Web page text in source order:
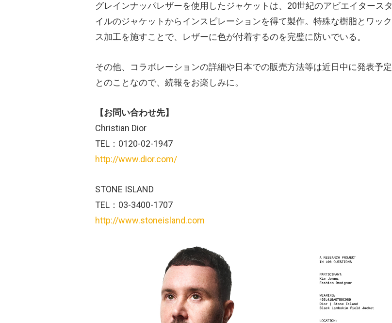
グレインナッパレザーを使用したジャケットは、20世紀のアビエイタースタ
イルのジャケットからインスピレーションを得て製作。特殊な樹脂とワック
ス加工を施すことで、レザーに色が付着するのを完璧に防いでいる。
その他、コラボレーションの詳細や日本での販売方法等は近日中に発表予定
とのことなので、続報をお楽しみに。
【お問い合わせ先】
Christian Dior
TEL：0120-02-1947
http://www.dior.com/
STONE ISLAND
TEL：03-3400-1707
http://www.stoneisland.com